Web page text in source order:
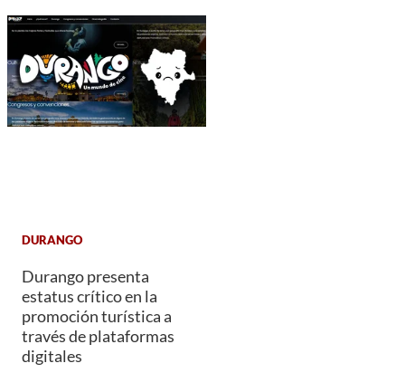
DURANGO
Durango presenta
estatus crítico en la
promoción turística a
través de plataformas
digitales